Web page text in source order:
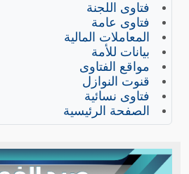
فتاوى اللجنة
فتاوى عامة
المعاملات المالية
بيانات للأمة
مواقع الفتاوى
قنوت النوازل
فتاوى نسائية
الصفحة الرئيسية